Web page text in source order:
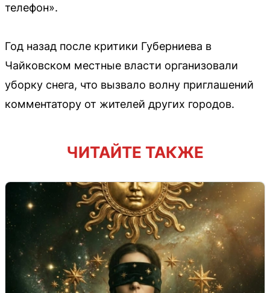
телефон».
Год назад после критики Губерниева в
Чайковском местные власти организовали
уборку снега, что вызвало волну приглашений
комментатору от жителей других городов.
ЧИТАЙТЕ ТАКЖЕ